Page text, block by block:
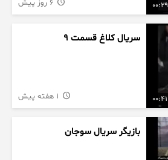
00:29
00:41
سریال کلاغ قسمت 9
بازیگر سریال سوجان